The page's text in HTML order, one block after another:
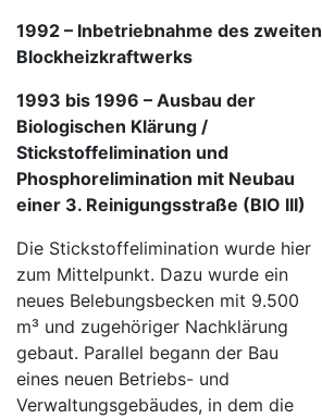
1992 – Inbetriebnahme des zweiten
Blockheizkraftwerks
1993 bis 1996 – Ausbau der
Biologischen Klärung /
Stickstoffelimination und
Phosphorelimination mit Neubau
einer 3. Reinigungsstraße (BIO III)
Die Stickstoffelimination wurde hier
zum Mittelpunkt. Dazu wurde ein
neues Belebungsbecken mit 9.500
m³ und zugehöriger Nachklärung
gebaut. Parallel begann der Bau
eines neuen Betriebs- und
Verwaltungsgebäudes, in dem die